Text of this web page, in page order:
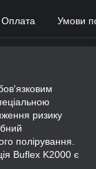
Оплата Умови
ризику
полірування.
Buflex K2000 є